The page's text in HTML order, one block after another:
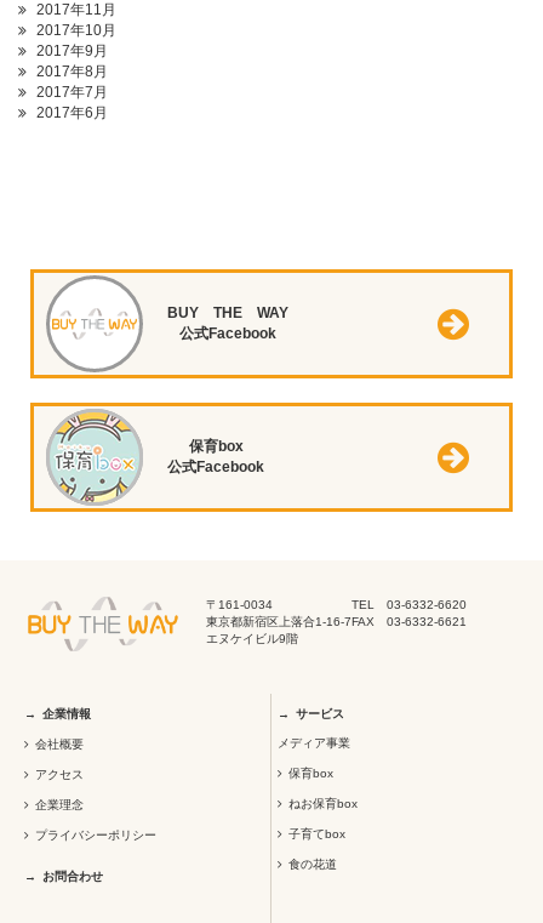
2017年11月
2017年10月
2017年9月
2017年8月
2017年7月
2017年6月
BUY THE WAY
公式Facebook
保育box
公式Facebook
〒161-0034
東京都新宿区上落合1-16-7
エヌケイビル9階
TEL 03-6332-6620
FAX 03-6332-6621
企業情報
会社概要
アクセス
企業理念
プライバシーポリシー
お問合わせ
サービス
メディア事業
保育box
ねお保育box
子育てbox
食の花道